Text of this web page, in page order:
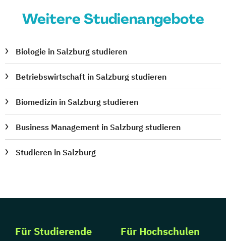
Weitere Studienangebote
Biologie in Salzburg studieren
Betriebswirtschaft in Salzburg studieren
Biomedizin in Salzburg studieren
Business Management in Salzburg studieren
Studieren in Salzburg
Für Studierende Für Hochschulen